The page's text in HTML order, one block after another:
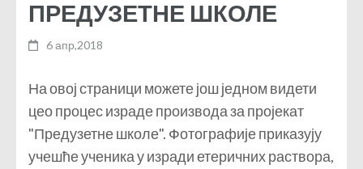
ПРЕДУЗЕТНЕ ШКОЛЕ
6 апр,2018
На овој страници можете још једном видети
цео процес израде производа за пројекат
"Предузетне школе". Фотографије приказују
учешће ученика у изради етеричних раствора,